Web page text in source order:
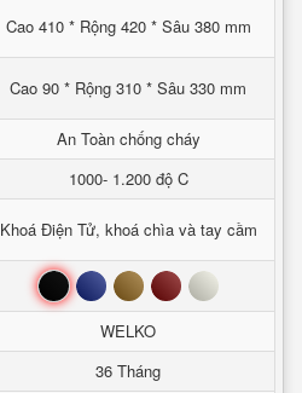
Cao 410 * Rộng 420 * Sâu 380 mm
Cao 90 * Rộng 310 * Sâu 330 mm
An Toàn chống cháy
1000- 1.200 độ C
Khoá Điện Tử, khoá chìa và tay cầm
Đen Xanh Nâu Đỏ Trắng
WELKO
36 Tháng